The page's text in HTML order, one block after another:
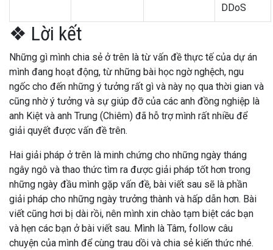
DDoS
❖ Lời kết
Những gì mình chia sẻ ở trên là từ vấn đề thực tế của dự án
mình đang hoạt động, từ những bài học ngờ nghệch, ngu
ngốc cho đến những ý tưởng rất gì và này nọ qua thời gian và
cũng nhờ ý tưởng và sự giúp đỡ của các anh đồng nghiệp là
anh Kiệt và anh Trung (Chiêm) đã hỗ trợ mình rất nhiều để
giải quyết được vấn đề trên.
Hai giải pháp ở trên là minh chứng cho những ngày tháng
ngây ngô và thao thức tìm ra được giải pháp tốt hơn trong
những ngày đầu mình gặp vấn đề, bài viết sau sẽ là phần
giải pháp cho những ngày trưởng thành và hấp dẫn hơn. Bài
viết cũng hơi bị dài rồi, nên mình xin chào tạm biệt các bạn
và hẹn các bạn ở bài viết sau. Mình là Tâm, follow câu
chuyện của mình để cùng trau dồi và chia sẻ kiến thức nhé.